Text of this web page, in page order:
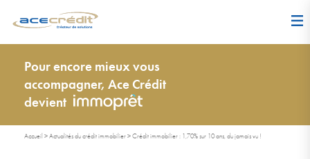
Pour encore mieux vous
accompagner, Ace Crédit
devient
Accueil >Actualités du crédit immobilier>Crédit immobilier : 1,70% sur 10 ans, du jamais vu !